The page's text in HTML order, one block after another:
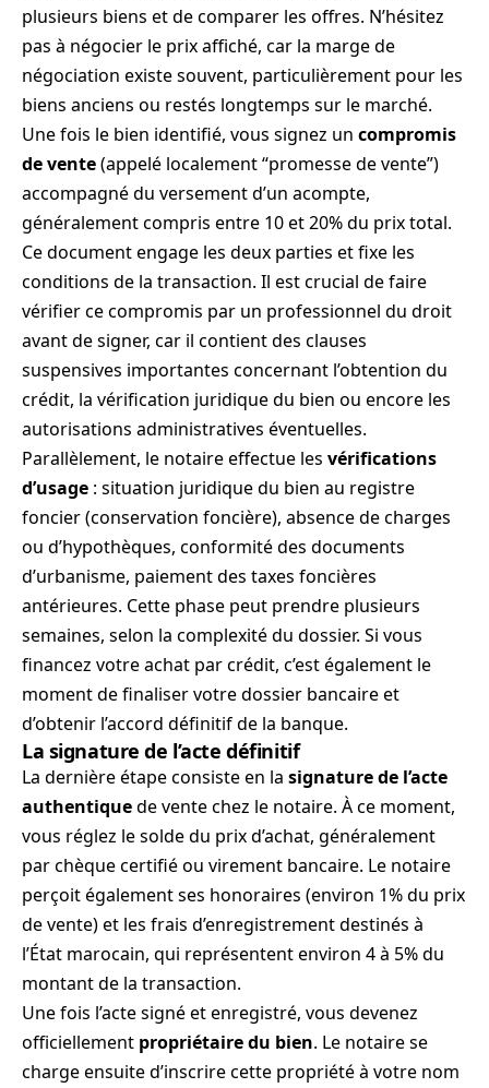
plusieurs biens et de comparer les offres. N’hésitez
pas à négocier le prix affiché, car la marge de
négociation existe souvent, particulièrement pour les
biens anciens ou restés longtemps sur le marché.
Une fois le bien identifié, vous signez un compromis
de vente(appelé localement “promesse de vente”)
accompagné du versement d’un acompte,
généralement compris entre 10 et 20% du prix total.
Ce document engage les deux parties et fixe les
conditions de la transaction. Il est crucial de faire
vérifier ce compromis par un professionnel du droit
avant de signer, car il contient des clauses
suspensives importantes concernant l’obtention du
crédit, la vérification juridique du bien ou encore les
autorisations administratives éventuelles.
Parallèlement, le notaire effectue les vérifications
d’usage : situation juridique du bien au registre
foncier (conservation foncière), absence de charges
ou d’hypothèques, conformité des documents
d’urbanisme, paiement des taxes foncières
antérieures. Cette phase peut prendre plusieurs
semaines, selon la complexité du dossier. Si vous
financez votre achat par crédit, c’est également le
moment de finaliser votre dossier bancaire et
d’obtenir l’accord définitif de la banque.
La signature de l’acte définitif
La dernière étape consiste en la signature de l’acte
authentiquede vente chez le notaire. À ce moment,
vous réglez le solde du prix d’achat, généralement
par chèque certifié ou virement bancaire. Le notaire
perçoit également ses honoraires (environ 1% du prix
de vente) et les frais d’enregistrement destinés à
l’État marocain, qui représentent environ 4 à 5% du
montant de la transaction.
Une fois l’acte signé et enregistré, vous devenez
officiellement propriétaire du bien. Le notaire se
charge ensuite d’inscrire cette propriété à votre nom